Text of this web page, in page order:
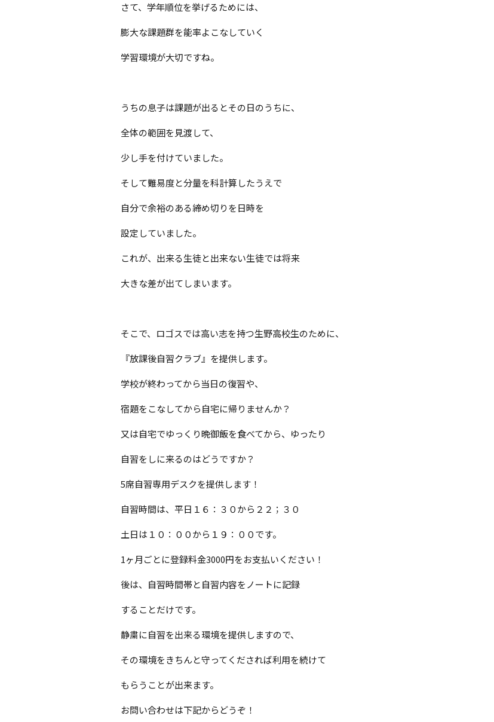
さて、学年順位を挙げるためには、
膨大な課題群を能率よこなしていく
学習環境が大切ですね。
うちの息子は課題が出るとその日のうちに、
全体の範囲を見渡して、
少し手を付けていました。
そして難易度と分量を科計算したうえで
自分で余裕のある締め切りを日時を
設定していました。
これが、出来る生徒と出来ない生徒では将来
大きな差が出てしまいます。
そこで、ロゴスでは高い志を持つ生野高校生のために、
『放課後自習クラブ』を提供します。
学校が終わってから当日の復習や、
宿題をこなしてから自宅に帰りませんか？
又は自宅でゆっくり晩御飯を食べてから、ゆったり
自習をしに来るのはどうですか？
5席自習専用デスクを提供します！
自習時間は、平日１６：３０から２２；３０
土日は１０：００から１９：００です。
1ヶ月ごとに登録料金3000円をお支払いください！
後は、自習時間帯と自習内容をノートに記録
することだけです。
静粛に自習を出来る環境を提供しますので、
その環境をきちんと守ってくだされば利用を続けて
もらうことが出来ます。
お問い合わせは下記からどうぞ！